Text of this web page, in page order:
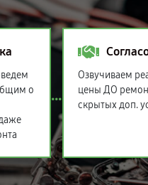
о
Озвучиваем
цены ДО
скрытых доп.